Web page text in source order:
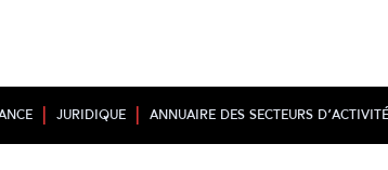
Juridique Annuaire des secteurs d’activité